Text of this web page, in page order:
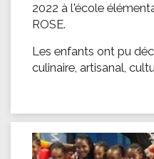
2022 à l'école
ROSE.
Les enfants ont pu
culinaire, artisanal,